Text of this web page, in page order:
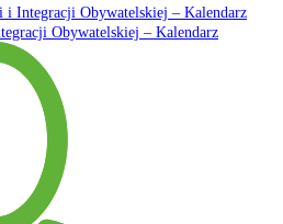
Obywatelskiej – Kalendarz